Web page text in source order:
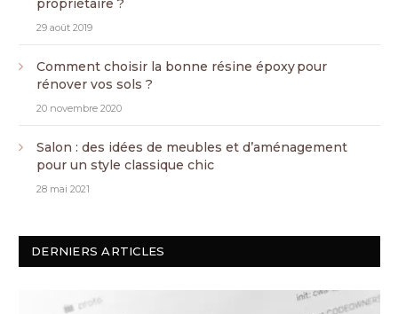
propriétaire ?
29 août 2019
Comment choisir la bonne résine époxy pour
rénover vos sols ?
20 novembre 2020
Salon : des idées de meubles et d’aménagement
pour un style classique chic
28 mai 2021
DERNIERS ARTICLES